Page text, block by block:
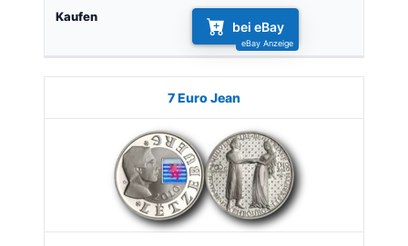
bei eBay
7 Euro Jean